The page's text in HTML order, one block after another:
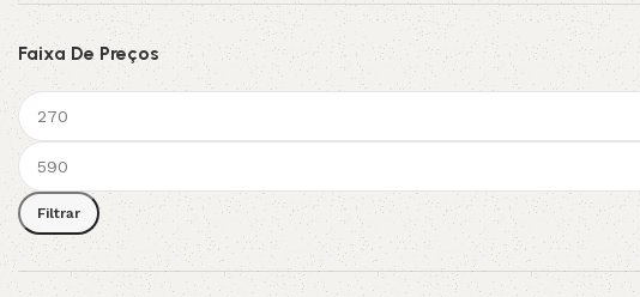
3L 3VX 5V
Faixa De Preços
Filtrar